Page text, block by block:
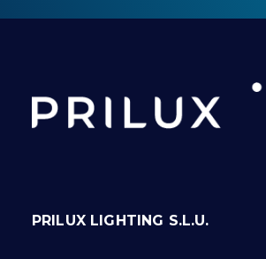
PRILUX LIGHTING S.L.U.